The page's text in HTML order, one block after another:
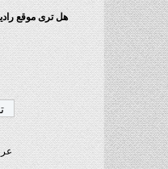
هل ترى موقع